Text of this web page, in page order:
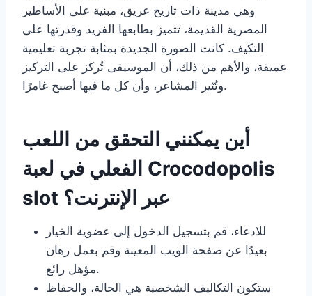
وهي مدينة ذات تاريخ عريق، مبنية على الأساطير
المصرية القديمة، تتميز بطابعها الفريد وقدرتها على
التكيف. كانت الصورة الجديدة بمثابة تجربة تعليمية
عميقة، والأهم من ذلك، أن الموسيقى تُركز على التركيز
وتُثير المشاعر، وأن كل ما فيها أصبح غامرًا.
أين يمكنني التحقق من اللعب
الفعلي في لعبة Crocodopolis
slot عبر الإنترنت؟
للادعاء، قم بتسجيل الدخول إلى عضوية الخيار
بعيدًا عن صفحة الويب المعينة وقم بعمل رهان
مؤهل رائع.
ستكون التكاليف الشخصية هي الحالة، والحفاظ